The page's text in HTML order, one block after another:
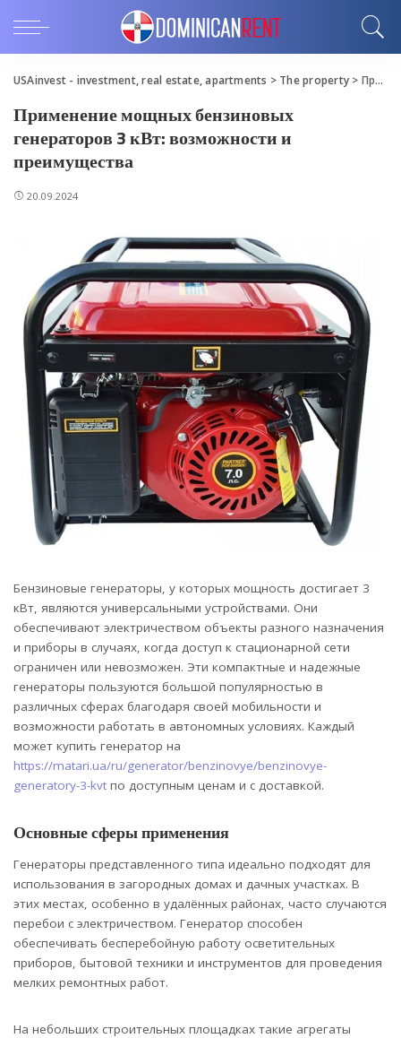
USAinvest - investment, real estate, apartments > The property> Применение мощных бензиновых генераторов 3 кВт: возможности и преимущества
Применение мощных бензиновых
генераторов 3 кВт: возможности и
преимущества
20.09.2024
Бензиновые генераторы, у которых мощность достигает 3
кВт, являются универсальными устройствами. Они
обеспечивают электричеством объекты разного назначения
и приборы в случаях, когда доступ к стационарной сети
ограничен или невозможен. Эти компактные и надежные
генераторы пользуются большой популярностью в
различных сферах благодаря своей мобильности и
возможности работать в автономных условиях. Каждый
может купить генератор на
https://matari.ua/ru/generator/benzinovye/benzinovye-
generatory-3-kvt по доступным ценам и с доставкой.
Основные сферы применения
Генераторы представленного типа идеально подходят для
использования в загородных домах и дачных участках. В
этих местах, особенно в удалённых районах, часто случаются
перебои с электричеством. Генератор способен
обеспечивать бесперебойную работу осветительных
приборов, бытовой техники и инструментов для проведения
мелких ремонтных работ.
На небольших строительных площадках такие агрегаты